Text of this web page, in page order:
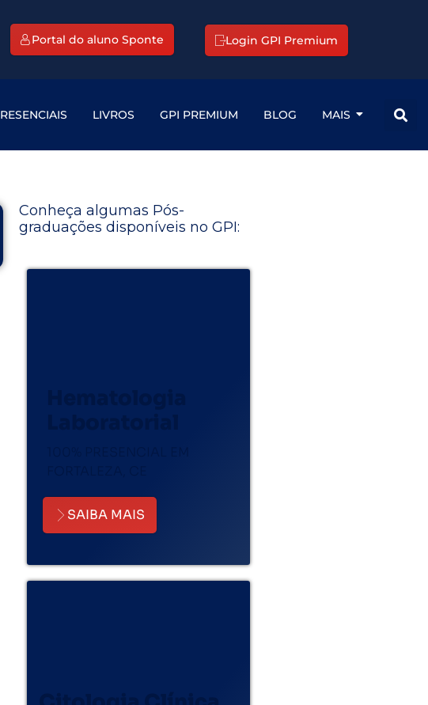
Portal do aluno Sponte Login GPI Premium
LIVROS GPI PREMIUM BLOG MAIS
Conheça algumas Pós-
graduações disponíveis no GPI:
SAIBA MAIS